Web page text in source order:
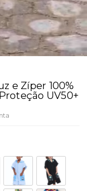
e Zíper 100%
UV50+